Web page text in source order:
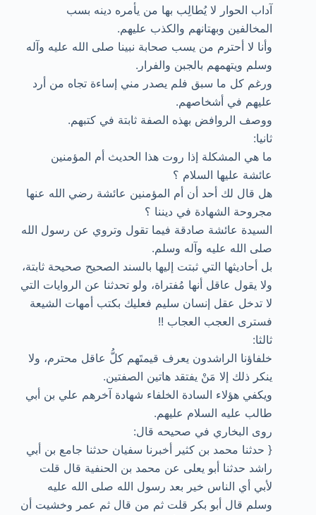
آداب الحوار لا يُطالِب بها من يأمره دينه بسب
المخالفين وبهتانهم والكذب عليهم.
وأنا لا أحترم من يسب صحابة نبينا صلى الله عليه وآله
وسلم ويتهمهم بالجبن والفرار.
ورغم كل ما سبق فلم يصدر مني إساءة تجاه من أرد
عليهم في أشخاصهم.
ووصف الروافض بهذه الصفة ثابتة في كتبهم.
ثانيا:
ما هي المشكلة إذا روت هذا الحديث أم المؤمنين
عائشة عليها السلام ؟
هل قال لك أحد أن أم المؤمنين عائشة رضي الله عنها
مجروحة الشهادة في ديننا ؟
السيدة عائشة صادقة فيما تقول وتروي عن رسول الله
صلى الله عليه وآله وسلم.
بل أحاديثها التي ثبتت إليها بالسند الصحيح صحيحة ثابتة،
ولا يقول عاقل أنها مُفتراة، ولو تحدثنا عن الروايات التي
لا تدخل عقل إنسان سليم فعليك بكتب أمهات الشيعة
فسترى العجب العجاب !!
ثالثا:
خلفاؤنا الراشدون يعرف قيمتَهم كلُّ عاقل محترم، ولا
ينكر ذلك إلا مَنْ يفتقد هاتين الصفتين.
ويكفي هؤلاء السادة الخلفاء شهادة آخرهم علي بن أبي
طالب عليه السلام عليهم.
روى البخاري في صحيحه قال:
{ حدثنا محمد بن كثير أخبرنا سفيان حدثنا جامع بن أبي
راشد حدثنا أبو يعلى عن محمد بن الحنفية قال قلت
لأبي أي الناس خير بعد رسول الله صلى الله عليه
وسلم قال أبو بكر قلت ثم من قال ثم عمر وخشيت أن